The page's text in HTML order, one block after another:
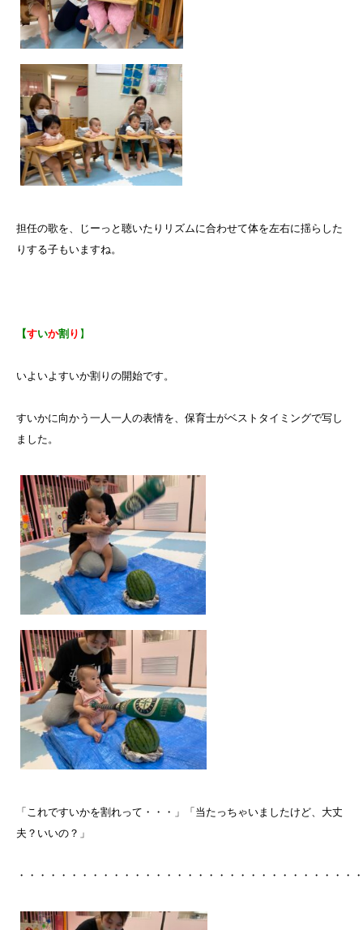
担任の歌を、じーっと聴いたりリズムに合わせて体を左右に揺らした
りする子もいますね。
【すいか割 り 】
いよいよすいか割りの開始です。
すいかに向かう一人一人の表情を、保育士がベストタイミングで写し
ました。
「これですいかを割れって・・・」「当たっちゃいましたけど、大丈
夫？いいの？」
・・・・・・・・・・・・・・・・・・・・・・・・・・・・・・・・